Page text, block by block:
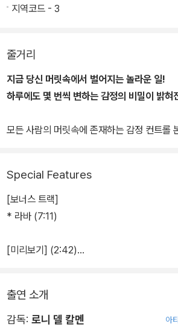
지역코드 - 3
줄거리
지금 당신 머릿속에서 벌어지는 놀라운 일!
하루에도 몇 번씩 변하는 감정의 비밀이 밝혀
모든 사람의 머릿속에 존재하는 감정 컨트롤
그 어느 때 보다 바쁘게 감정의 신호를 보내지
쁨'과 '슬픔'이 본부를 이탈하게 되자 '라일리'
찾아온다.
'라일리'가 예전의 모습을 되찾기 위해서는 '기
Special Features
[보너스 트랙]
* 라바 (7:11)
[미리보기] (2:42)
* 서플먼트 내용은 제작사의 사정상 변경, 추
출연 소개
감독: 로니 델 칼멘 아